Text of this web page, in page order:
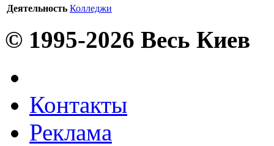
Деятельность Колледжи
© 1995-2026 Весь Киев
Контакты
Реклама